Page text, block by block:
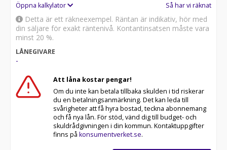
Förarsätesöverdrag matchat med tyget i bodelen
Elbackspeglar
Farthållare + hastighetsbegränsare
ESP
START & STOP
Panorama takfönster (eller 2 takfönster)
Gardin förarplats/bodel
Dubbelglasfönster med rullgardin/myggnät
Dämpade gångjärn för skåp
USB-uttag/USB-C
Externt vattenintag
Öppna kalkylator Så har vi räknat
Detta är ett räkneexempel. Räntan är indikativ, hör med
din säljare för exakt räntenivå. Kontantinsatsen måste vara
minst 20 %.
LÅNEGIVARE
-
Att låna kostar pengar!
Om du inte kan betala tillbaka skulden i tid riskerar
du en betalningsanmärkning. Det kan leda till
svårigheter att få hyra bostad, teckna abonnemang
och få nya lån. För stöd, vänd dig till budget- och
skuldrådgivningen i din kommun. Kontaktuppgifter
finns på konsumentverket.se.